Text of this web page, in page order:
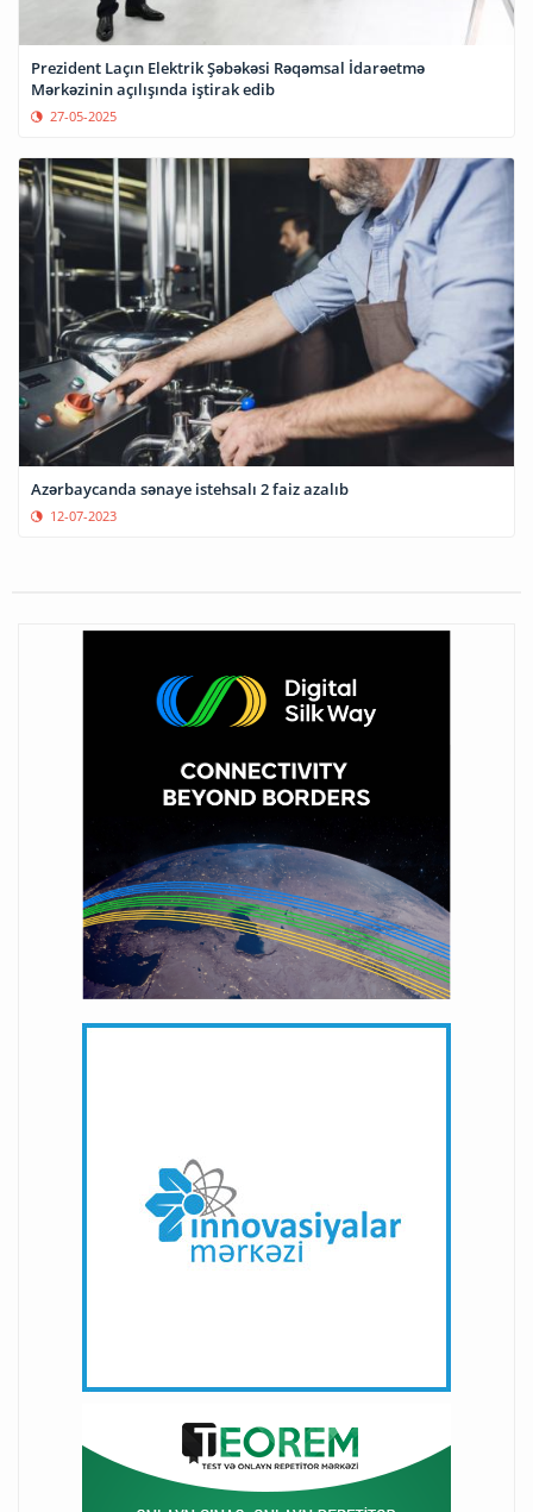
Prezident Laçın Elektrik Şəbəkəsi Rəqəmsal İdarəetmə
Mərkəzinin açılışında iştirak edib
27-05-2025
Azərbaycanda sənaye istehsalı 2 faiz azalıb
12-07-2023